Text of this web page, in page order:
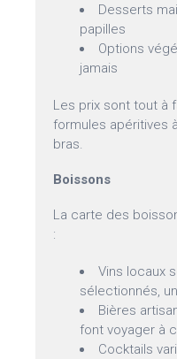
Desserts
papilles
Options
jamais
Les prix sont tout à
formules apéritives
bras.
Boissons
La carte des
:
Vins locaux
sélectionnés,
Bières
font voyager à
Cocktails